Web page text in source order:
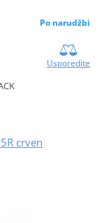
Po narudžbi
Usporedite
crven